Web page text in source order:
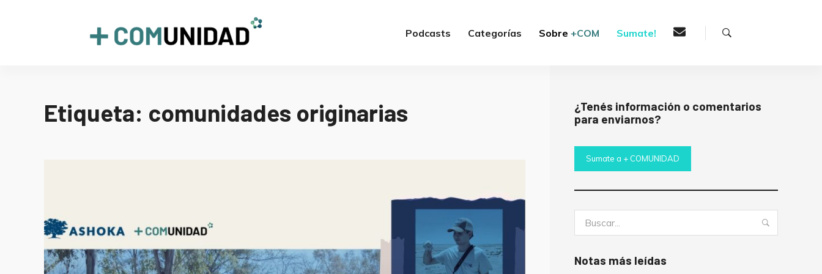
+COMUNIDAD Podcasts Categorías Sobre+COM Sumate!
Etiqueta: comunidades originarias
¿Tenés información o comentarios
para enviarnos?
Sumate a + COMUNIDAD
Notas más leídas